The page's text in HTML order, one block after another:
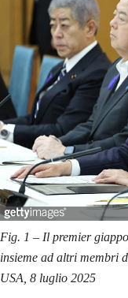
Fig. 1 – Il premier
insieme ad altri membri
USA, 8 luglio 2025